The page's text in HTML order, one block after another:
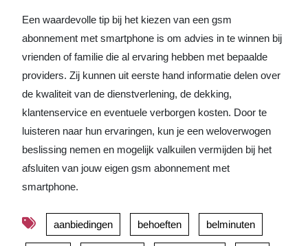
Een waardevolle tip bij het kiezen van een gsm
abonnement met smartphone is om advies in te winnen bij
vrienden of familie die al ervaring hebben met bepaalde
providers. Zij kunnen uit eerste hand informatie delen over
de kwaliteit van de dienstverlening, de dekking,
klantenservice en eventuele verborgen kosten. Door te
luisteren naar hun ervaringen, kun je een weloverwogen
beslissing nemen en mogelijk valkuilen vermijden bij het
afsluiten van jouw eigen gsm abonnement met
smartphone.
aanbiedingen behoeften belminuten